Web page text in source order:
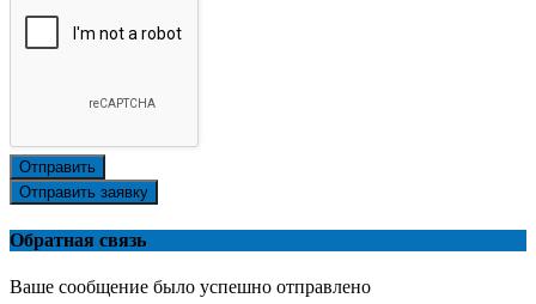
Отправить
Отправить заявку
Обратная связь
Ваше сообщение было успешно отправлено